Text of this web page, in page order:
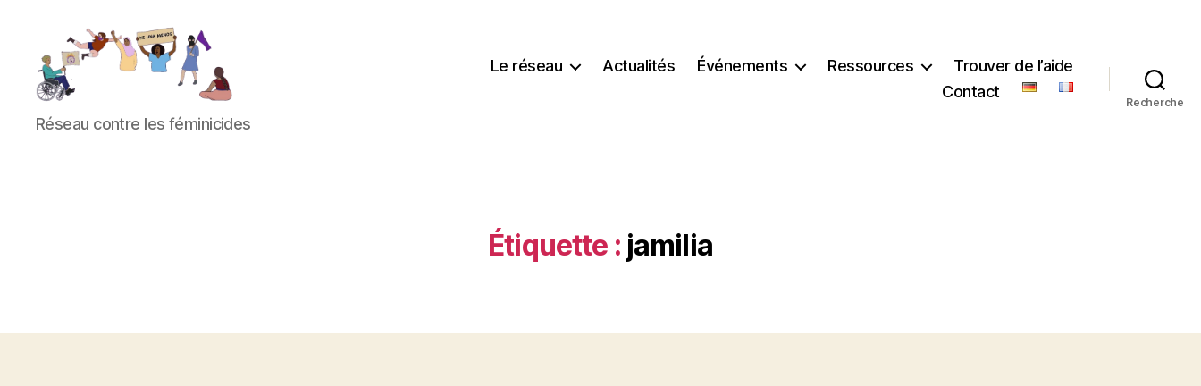
Réseau
contre
Réseau contre les féminicides
Le réseau Actualités Événements Ressources
Trouver de l’aide
Contact
Recherche
Étiquette : jamilia